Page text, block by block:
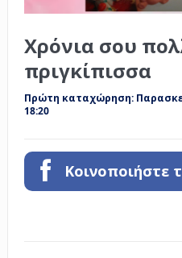
Χρόνια σου
πριγκίπισσα
Πρώτη καταχώρηση:
18:20
Κοινοποιήστε